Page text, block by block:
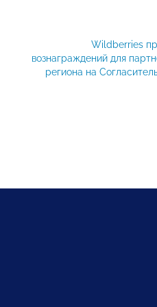
Wildberries
вознаграждений для
региона на